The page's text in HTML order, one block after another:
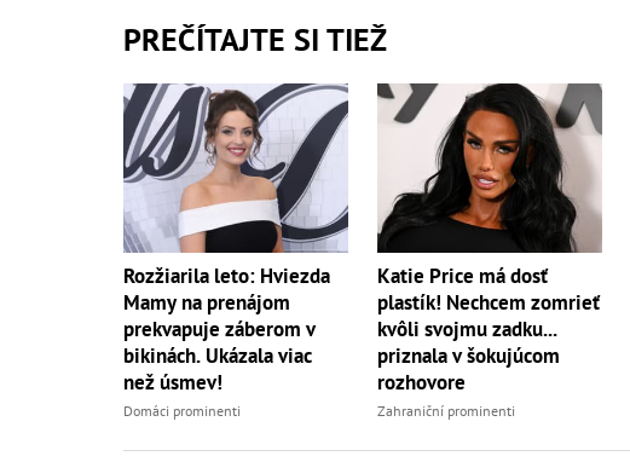
PREČÍTAJTE SI TIEŽ
Rozžiarila leto: Hviezda
Mamy na prenájom
prekvapuje záberom v
bikinách. Ukázala viac
než úsmev!
Domáci prominenti
Katie Price má dosť
plastík! Nechcem zomrieť
kvôli svojmu zadku...
priznala v šokujúcom
rozhovore
Zahraniční prominenti